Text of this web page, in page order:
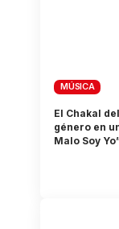
MÚSICA
El Chakal
género en
Malo Soy